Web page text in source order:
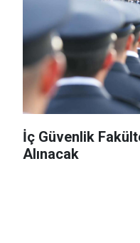
İç Güvenlik
Alınacak